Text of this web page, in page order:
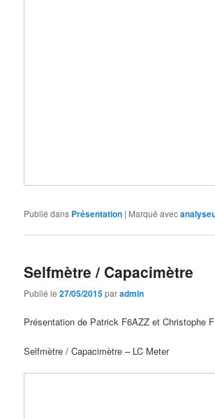
Publié dans Présentation | Marqué avec
Selfmètre / Capacimètre
Publié le27/05/2015paradmin
Présentation de Patrick F6AZZ et Christophe
Selfmètre / Capacimètre – LC Meter